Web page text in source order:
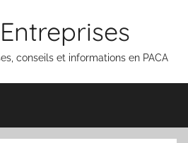
conseils et informations en PACA